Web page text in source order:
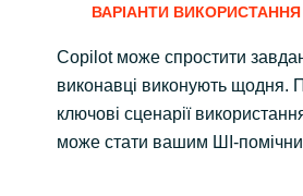
ВАРІАНТИ
Copilot може спростити
виконавці виконують щодня.
ключові сценарії
може стати вашим ШІ-